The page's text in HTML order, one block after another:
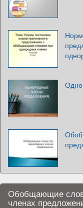
Обобщающие
членах